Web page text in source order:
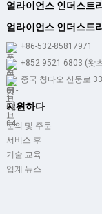
얼라이언스 인더스트
얼라이언스 인더스트
+86-532-85817971
+852 9521 6803 (왓
중국 칭다오 산둥로
지원하다
문의 및 주문
서비스 후
기술 교육
업계 뉴스